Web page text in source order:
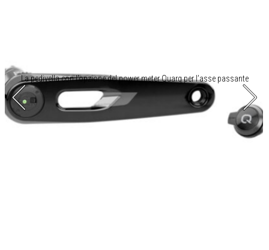
La pedivella con l’opzione del power meter Quarq per l’asse passante